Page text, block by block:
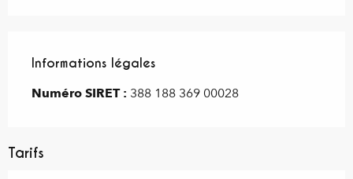
Informations légales
Informations légales
Numéro SIRET : 388 188 369 00028
Tarifs